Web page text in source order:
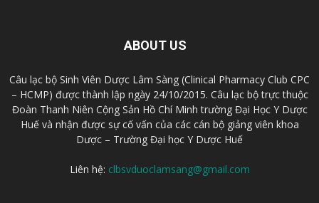
ABOUT US
Câu lạc bộ Sinh Viên Dược Lâm Sàng (Clinical Pharmacy Club CPC
– HCMP) được thành lập ngày 24/10/2015. Câu lạc bộ trực thuộc
Đoàn Thanh Niên Cộng Sản Hồ Chí Minh trường Đại Học Y Dược
Huế và nhận được sự cố vấn của các cán bộ giảng viên khoa
Dược – Trường Đại học Y Dược Huế
Liên hệ: clbsvduoclamsang@gmail.com